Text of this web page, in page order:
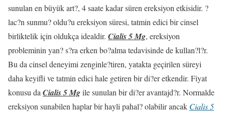
sunulan en büyük art?, 4 saate kadar süren ereksiyon etkisidir. ?
lac?n sunmu? oldu?u ereksiyon süresi, tatmin edici bir cinsel
birliktelik için oldukça idealdir. Cialis 5 Mg, ereksiyon
probleminin yan? s?ra erken bo?alma tedavisinde de kullan?l?r.
Bu da cinsel deneyimi zenginle?tiren, yatakta geçirilen süreyi
daha keyifli ve tatmin edici hale getiren bir di?er etkendir. Fiyat
konusu da Cialis 5 Mgile sunulan bir di?er avantajd?r. Normalde
ereksiyon sunabilen haplar bir hayli pahal? olabilir ancak Cialis 5